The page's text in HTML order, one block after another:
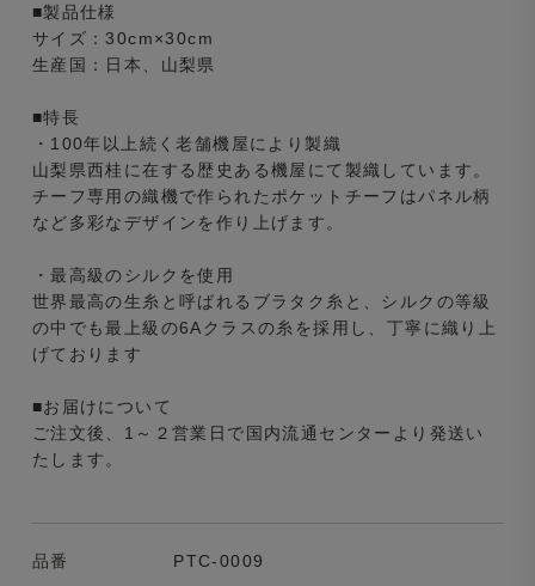
■製品仕様
サイズ：30cm×30cm
生産国：日本、山梨県
■特長
・100年以上続く老舗機屋により製織
山梨県西桂に在する歴史ある機屋にて製織しています。
チーフ専用の織機で作られたポケットチーフはパネル柄
など多彩なデザインを作り上げます。
・最高級のシルクを使用
世界最高の生糸と呼ばれるブラタク糸と、シルクの等級
の中でも最上級の6Aクラスの糸を採用し、丁寧に織り上
げております
■お届けについて
ご注文後、1～２営業日で国内流通センターより発送い
たします。
品番 PTC-0009